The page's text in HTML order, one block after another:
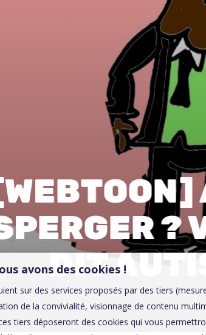
?
DIT
00:00
avons des cookies !
sur des services proposés par des tiers
de la convivialité, visionnage de contenu
tiers déposeront des cookies qui vous